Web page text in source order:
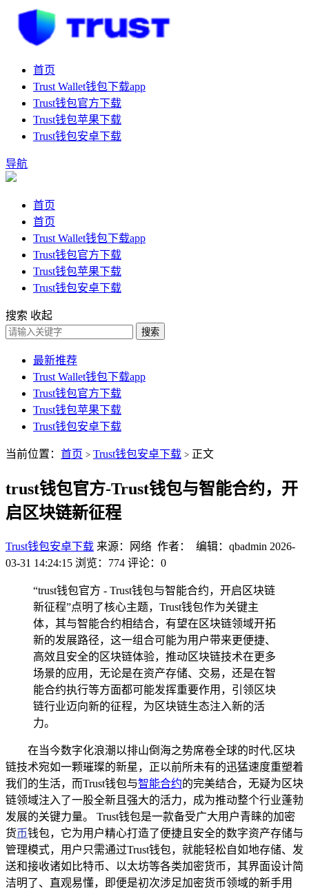
首页
Trust Wallet钱包下载app
Trust钱包官方下载
Trust钱包苹果下载
Trust钱包安卓下载
导航
首页
首页
Trust Wallet钱包下载app
Trust钱包官方下载
Trust钱包苹果下载
Trust钱包安卓下载
搜索 收起
搜索
最新推荐
Trust Wallet钱包下载app
Trust钱包官方下载
Trust钱包苹果下载
Trust钱包安卓下载
当前位置： 首页 > Trust钱包安卓下载 > 正文
trust钱包官方-Trust钱包与智能合约，开
启区块链新征程
Trust钱包安卓下载 来源：网络 作者： 编辑：qbadmin 2026-
03-31 14:24:15 浏览：774 评论：0
“trust钱包官方 - Trust钱包与智能合约，开启区块链
新征程”点明了核心主题，Trust钱包作为关键主
体，其与智能合约相结合，有望在区块链领域开拓
新的发展路径，这一组合可能为用户带来更便捷、
高效且安全的区块链体验，推动区块链技术在更多
场景的应用，无论是在资产存储、交易，还是在智
能合约执行等方面都可能发挥重要作用，引领区块
链行业迈向新的征程，为区块链生态注入新的活
力。
在当今数字化浪潮以排山倒海之势席卷全球的时代,区块
链技术宛如一颗璀璨的新星，正以前所未有的迅猛速度重塑着
我们的生活，而Trust钱包与智能合约的完美结合，无疑为区块
链领域注入了一股全新且强大的活力，成为推动整个行业蓬勃
发展的关键力量。 Trust钱包是一款备受广大用户青睐的加密
货币钱包，它为用户精心打造了便捷且安全的数字资产存储与
管理模式，用户只需通过Trust钱包，就能轻松自如地存储、发
送和接收诸如比特币、以太坊等各类加密货币，其界面设计简
洁明了、直观易懂，即便是初次涉足加密货币领域的新手用